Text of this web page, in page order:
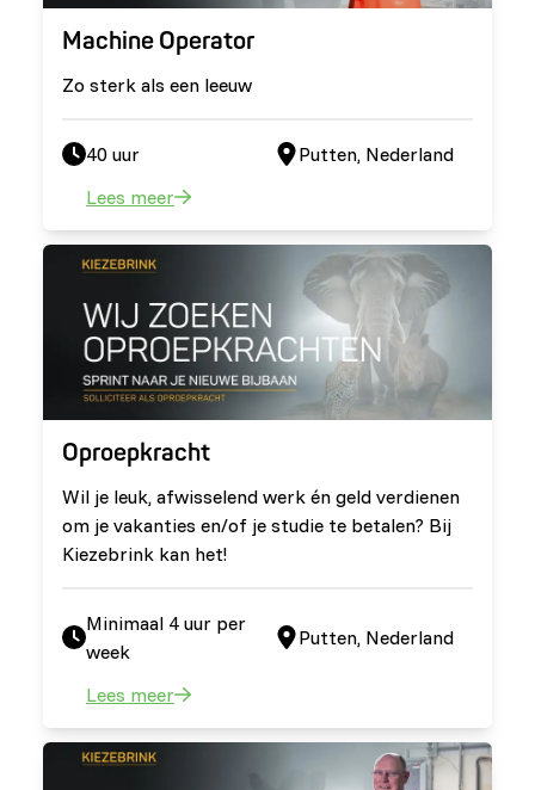
Machine Operator
Zo sterk als een leeuw
40 uur
Putten, Nederland
Lees meer
Oproepkracht
Wil je leuk, afwisselend werk én geld verdienen
om je vakanties en/of je studie te betalen? Bij
Kiezebrink kan het!
Minimaal 4 uur per
week
Putten, Nederland
Lees meer